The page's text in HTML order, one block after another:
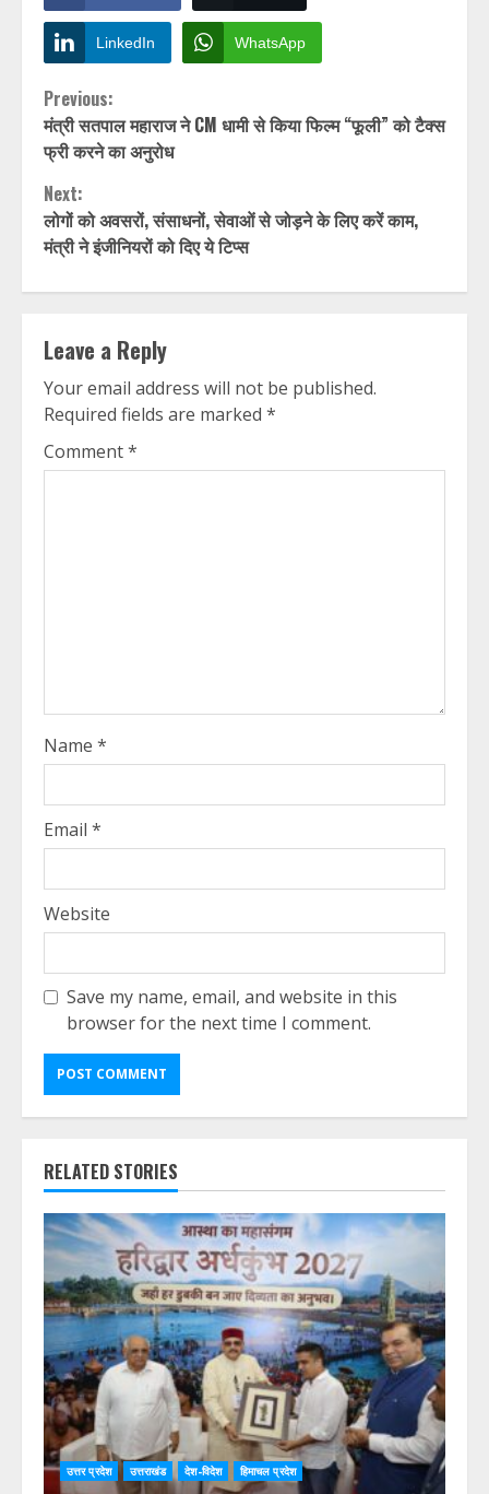
LinkedIn WhatsApp
Continue
Reading
Previous:
मंत्री सतपाल महाराज ने CM धामी से किया फिल्म “फूली” को टैक्स
फ्री करने का अनुरोध
Next:
लोगों को अवसरों, संसाधनों, सेवाओं से जोड़ने के लिए करें काम,
मंत्री ने इंजीनियरों को दिए ये टिप्स
Leave a Reply
Your email address will not be published.
Required fields are marked *
Comment*
Name *
Email *
Website
Save my name, email, and website in this
browser for the next time I comment.
RELATED STORIES
उत्तर प्रदेश उत्तराखंड देश-विदेश हिमाचल प्रदेश